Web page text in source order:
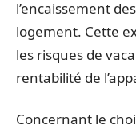
l’encaissement
logement. Cette
les risques de
rentabilité de
Concernant le